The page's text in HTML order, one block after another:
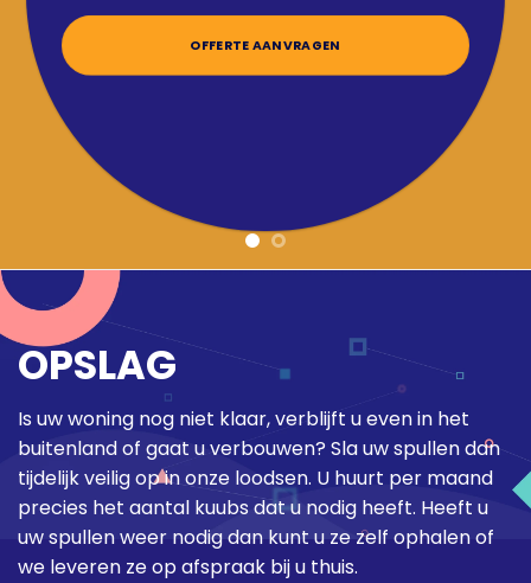
OFFERTE AANVRAGEN
OPSLAG
Is uw woning nog niet klaar, verblijft u even in het
buitenland of gaat u verbouwen? Sla uw spullen dan
tijdelijk veilig op in onze loodsen. U huurt per maand
precies het aantal kuubs dat u nodig heeft. Heeft u
uw spullen weer nodig dan kunt u ze zelf ophalen of
we leveren ze op afspraak bij u thuis.